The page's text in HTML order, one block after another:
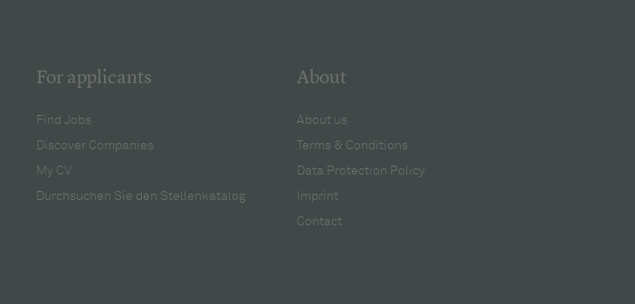
For applicants
Find Jobs
Discover Companies
My CV
Durchsuchen Sie den Stellenkatalog
About
About us
Terms & Conditions
Data Protection Policy
Imprint
Contact